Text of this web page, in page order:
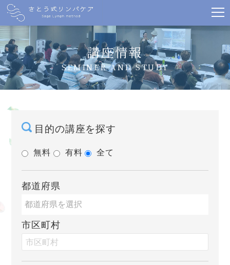
講座情報
SEMINER AND STUDY
目的の講座を探す
無料 有料 全て
都道府県
市区町村